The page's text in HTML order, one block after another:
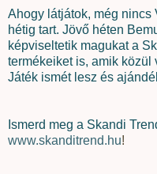
Ahogy látjátok, még nincs
hétig tart. Jövő héten
képviseltetik magukat a
termékeiket is, amik közül
Játék ismét lesz és
Ismerd meg a Skandi
www.skanditrend.hu!